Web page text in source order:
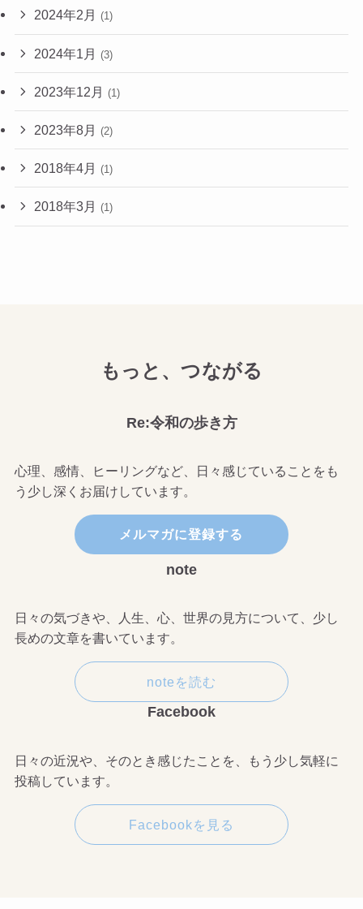
2024年2月 (1)
2024年1月 (3)
2023年12月 (1)
2023年8月 (2)
2018年4月 (1)
2018年3月 (1)
もっと、つながる
Re:令和の歩き方
心理、感情、ヒーリングなど、日々感じていることをも
う少し深くお届けしています。
メルマガに登録する
note
日々の気づきや、人生、心、世界の見方について、少し
長めの文章を書いています。
noteを読む
Facebook
日々の近況や、そのとき感じたことを、もう少し気軽に
投稿しています。
Facebookを見る